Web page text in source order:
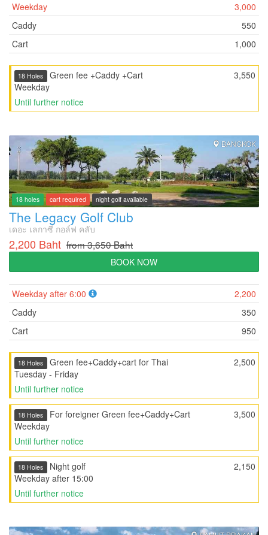
Weekday
3,000
Caddy
550
Cart
1,000
3,550
18 Holes Green fee +Caddy +Cart
Weekday
Until further notice
BANGKOK
18 holes cart required night golf available
The Legacy Golf Club
เดอะ เลกาซี่ กอล์ฟ คลับ
2,200 Baht from 3,650 Baht
BOOK NOW
Weekday after 6:00
2,200
Caddy
350
Cart
950
2,500
18 Holes Green fee+Caddy+cart for Thai
Tuesday - Friday
Until further notice
3,500
18 Holes For foreigner Green fee+Caddy+Cart
Weekday
Until further notice
2,150
18 Holes Night golf
Weekday after 15:00
Until further notice